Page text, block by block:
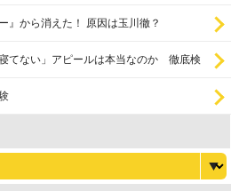
』から消えた！ 原因は玉川徹？
てない」アピールは本当なのか 徹底検